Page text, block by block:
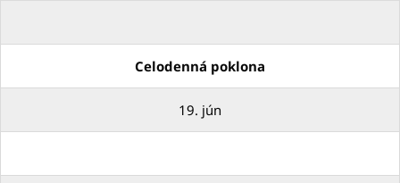
Celodenná poklona
19. jún